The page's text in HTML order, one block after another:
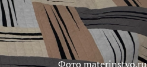
Фото materinstvo.ru